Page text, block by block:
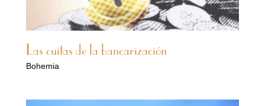
Las cuitas de la bancarización
Bohemia